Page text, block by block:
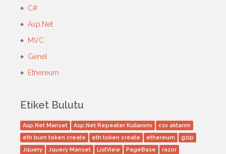
C#
Asp.Net
MVC
Genel
Ethereum
Etiket Bulutu
Asp.Net Manset Asp.Net Repeater Kullanımı
csv aktarım
eth burn token create
eth token create ethereum
gzip
Jquery
Jquery Manset ListView PageBase
razor